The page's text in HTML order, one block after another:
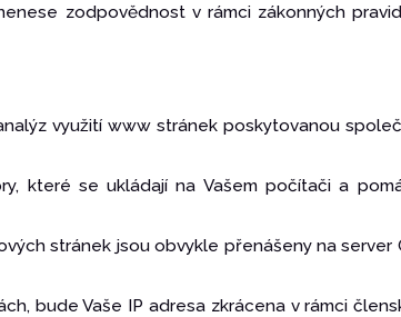
zodpovědnost v rámci zákonných
využití www stránek poskytovanou
které se ukládají na Vašem počítači a
stránek jsou obvykle přenášeny na server
bude Vaše IP adresa zkrácena v rámci